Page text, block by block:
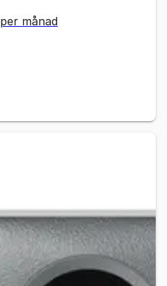
per månad